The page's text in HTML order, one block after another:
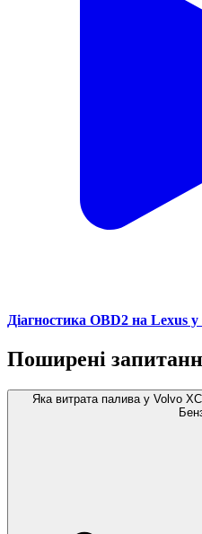
Діагностика OBD2 на Lexus
Поширені
Яка витрата палива у Volvo